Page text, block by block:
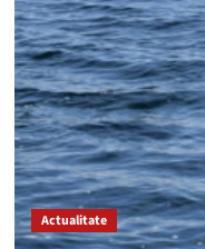
Actualitate